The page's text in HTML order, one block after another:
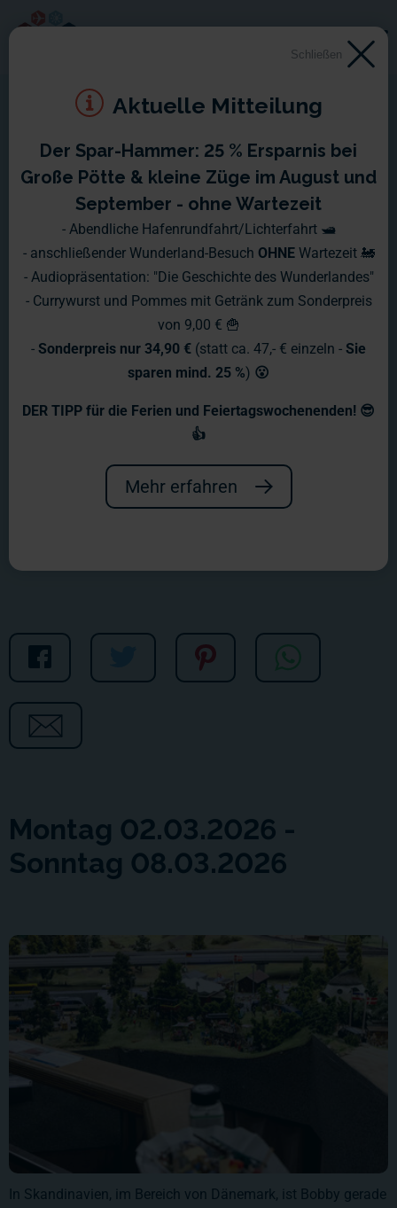
Wochenbericht Nr. 1323
was mit S anfängt: Skandinavian, die
Montag 02.03.2026 -
Sonntag 08.03.2026
In Skandinavien, im Bereich von Dänemark, ist Bobby gerade
Schließen
Aktuelle Mitteilung
Der Spar-Hammer: 25 % Ersparnis bei
Große Pötte & kleine Züge im August und
September - ohne Wartezeit
- Abendliche Hafenrundfahrt/Lichterfahrt 🛥️
- anschließender Wunderland-Besuch OHNE Wartezeit 🚂
- Audiopräsentation: "Die Geschichte des Wunderlandes"
- Currywurst und Pommes mit Getränk zum Sonderpreis
von 9,00 € 🍟
- Sonderpreis nur 34,90 € (statt ca. 47,- € einzeln - Sie
sparen mind. 25 %) 😮
DER TIPP für die Ferien und Feiertagswochenenden! 😎
👍
Mehr erfahren